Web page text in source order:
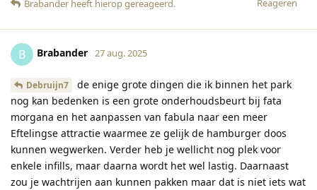
Brabander heeft hierop gereageerd.
B Brabander 27 aug. 2025
Debruijn7
de enige grote dingen die ik binnen het park
nog kan bedenken is een grote onderhoudsbeurt bij fata
morgana en het aanpassen van fabula naar een meer
Eftelingse attractie waarmee ze gelijk de hamburger doos
kunnen wegwerken. Verder heb je wellicht nog plek voor
enkele infills, maar daarna wordt het wel lastig. Daarnaast
zou je wachtrijen aan kunnen pakken maar dat is niet iets wat